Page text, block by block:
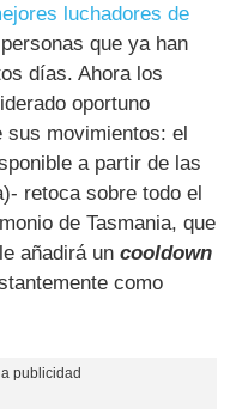
luchadores de
que ya han
días. Ahora los
oportuno
sus movimientos: el
a partir de las
retoca sobre todo el
de Tasmania, que
añadirá uncooldown
como